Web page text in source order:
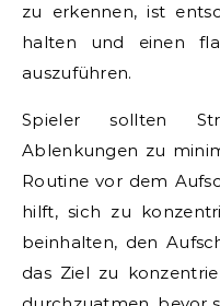
zu erkennen, ist
halten und einen
auszuführen.
Spieler sollten
Ablenkungen zu
Routine vor dem
hilft, sich zu
beinhalten, den
das Ziel zu